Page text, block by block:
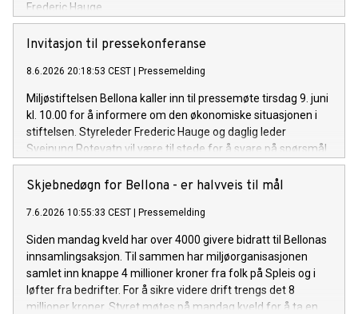
Frederic Hauge.
Invitasjon til pressekonferanse
8.6.2026 20:18:53 CEST Pressemelding
Miljøstiftelsen Bellona kaller inn til pressemøte tirsdag 9. juni
kl. 10.00 for å informere om den økonomiske situasjonen i
stiftelsen. Styreleder Frederic Hauge og daglig leder
Sveinung Rotevatn vil være til stede for å svare på spørsmål.
Skjebnedøgn for Bellona - er halvveis til mål
7.6.2026 10:55:33 CEST Pressemelding
Siden mandag kveld har over 4000 givere bidratt til Bellonas
innsamlingsaksjon. Til sammen har miljøorganisasjonen
samlet inn knappe 4 millioner kroner fra folk på Spleis og i
løfter fra bedrifter. For å sikre videre drift trengs det 8
millioner kroner. Styret møtes på mandag kveld for å ta en